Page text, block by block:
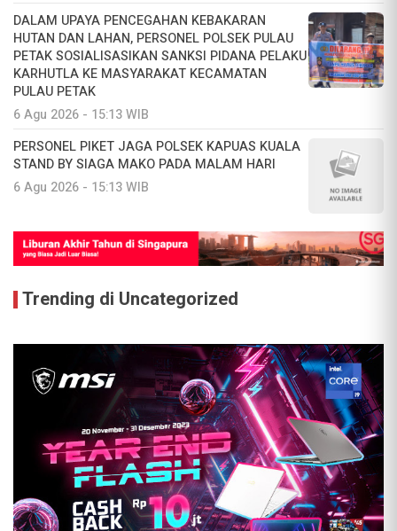
DALAM UPAYA PENCEGAHAN KEBAKARAN
HUTAN DAN LAHAN, PERSONEL POLSEK PULAU
PETAK SOSIALISASIKAN SANKSI PIDANA PELAKU
KARHUTLA KE MASYARAKAT KECAMATAN
PULAU PETAK
6 Agu 2026 - 15:13 WIB
PERSONEL PIKET JAGA POLSEK KAPUAS KUALA
STAND BY SIAGA MAKO PADA MALAM HARI
6 Agu 2026 - 15:13 WIB
Trending di Uncategorized